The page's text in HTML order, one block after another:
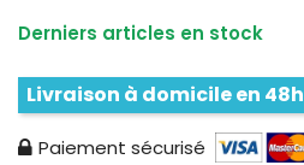
Derniers articles en stock
Livraison à domicile en 48h
Paiement sécurisé